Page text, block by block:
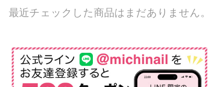
最近チェックした商品はまだありません。